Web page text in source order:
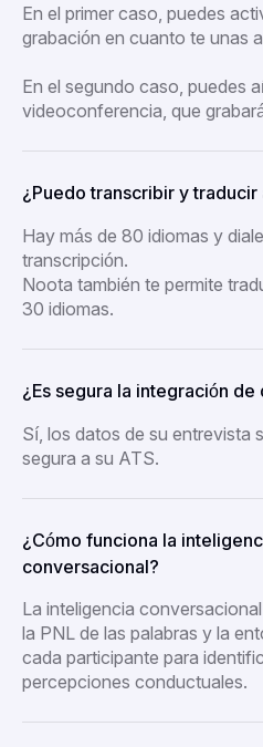
En el primer caso, puedes
grabación en cuanto te unas
En el segundo caso, puedes
videoconferencia, que
¿Puedo transcribir y
Hay más de 80 idiomas y
transcripción.
Noota también te permite
30 idiomas.
¿Es segura la integración de
Sí, los datos de su entrevista
segura a su ATS.
¿Cómo funciona la
conversacional?
La inteligencia
la PNL de las palabras y la
cada participante para
percepciones conductuales.